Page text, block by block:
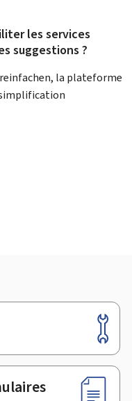
les services
suggestions ?
la plateforme